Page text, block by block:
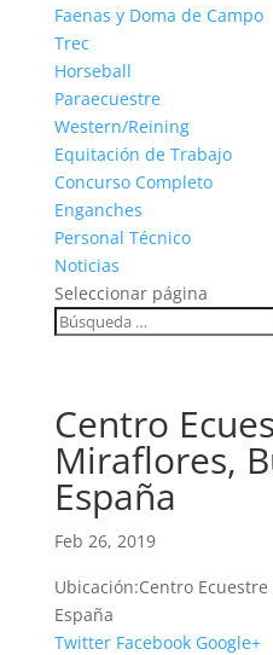
Faenas y Doma de Campo
Trec
Horseball
Paraecuestre
Western/Reining
Equitación de Trabajo
Concurso Completo
Enganches
Personal Técnico
Noticias
Seleccionar página
Centro
Miraflores,
España
Feb 26, 2019
Ubicación:Centro
España
Twitter Facebook Google+